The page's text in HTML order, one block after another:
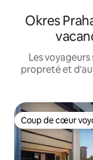
Okres
Les
propreté et
Coup de cœur
Coup de cœur